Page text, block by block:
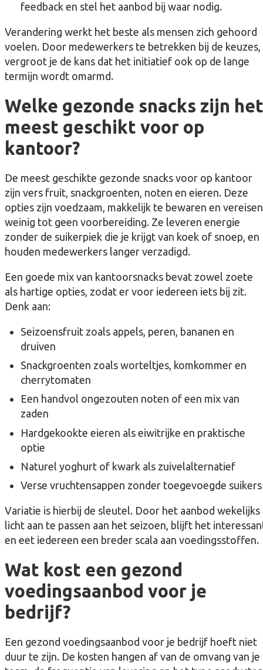
feedback en stel het aanbod bij waar nodig.
Verandering werkt het beste als mensen zich gehoord
voelen. Door medewerkers te betrekken bij de keuzes,
vergroot je de kans dat het initiatief ook op de lange
termijn wordt omarmd.
Welke gezonde snacks zijn het
meest geschikt voor op
kantoor?
De meest geschikte gezonde snacks voor op kantoor
zijn vers fruit, snackgroenten, noten en eieren. Deze
opties zijn voedzaam, makkelijk te bewaren en vereisen
weinig tot geen voorbereiding. Ze leveren energie
zonder de suikerpiek die je krijgt van koek of snoep, en
houden medewerkers langer verzadigd.
Een goede mix van kantoorsnacks bevat zowel zoete
als hartige opties, zodat er voor iedereen iets bij zit.
Denk aan:
Seizoensfruit zoals appels, peren, bananen en
druiven
Snackgroenten zoals worteltjes, komkommer en
cherrytomaten
Een handvol ongezouten noten of een mix van
zaden
Hardgekookte eieren als eiwitrijke en praktische
optie
Naturel yoghurt of kwark als zuivelalternatief
Verse vruchtensappen zonder toegevoegde suikers
Variatie is hierbij de sleutel. Door het aanbod wekelijks
licht aan te passen aan het seizoen, blijft het
en eet iedereen een breder scala aan voedingsstoffen.
Wat kost een gezond
voedingsaanbod voor je
bedrijf?
Een gezond voedingsaanbod voor je bedrijf hoeft niet
duur te zijn. De kosten hangen af van de omvang van je